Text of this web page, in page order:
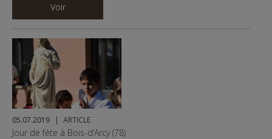
Voir
05.07.2019 ARTICLE
Jour de fête à Bois-d’Arcy (78)